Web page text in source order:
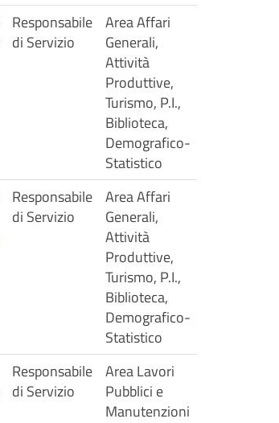
Responsabile
di Servizio
Area Affari
Generali,
Attività
Produttive,
Turismo, P.I.,
Biblioteca,
Demografico-
Statistico
Responsabile
di Servizio
Area Affari
Generali,
Attività
Produttive,
Turismo, P.I.,
Biblioteca,
Demografico-
Statistico
Responsabile
di Servizio
Area Lavori
Pubblici e
Manutenzioni